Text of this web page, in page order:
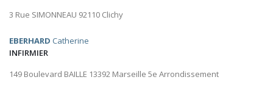
3 Rue SIMONNEAU 92110 Clichy
EBERHARD Catherine
INFIRMIER
149 Boulevard BAILLE 13392 Marseille 5e Arrondissement